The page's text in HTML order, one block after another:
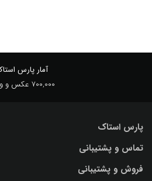
آمار پارس
700,000 عکس و وکتور
پارس استاک
خرید عکس با کیفیت
درباره ما
تماس و پشتیبانی
تماس با ما
فروش و پشتیبانی